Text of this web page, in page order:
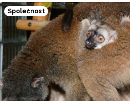
jsou doplněny dobovými snímky.
Šárky Krákorové Pajůrkové tomu
pátrání po jejich osudech. Kniha
letošního 770. výročí povýšení
sdělila ČTK mluvčí radnice
Společnost